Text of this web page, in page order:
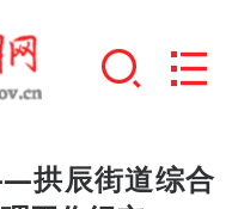
拱辰街道综合